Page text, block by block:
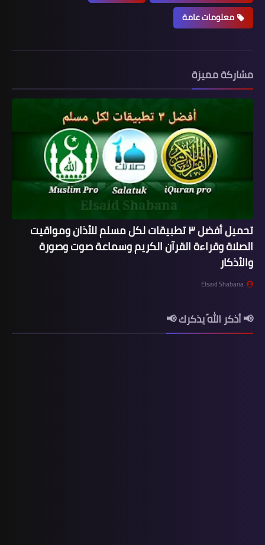
معلومات عامة
مشاركة مميزة
تحميل أفضل ٣ تطبيقات لكل مسلم للأذان ومواقيت
الصلاة وقراءة القرآن الكريم وسماعة صوت وصورة
والأذكار
Elsaid Shabana
📢 أذكر اللّه يذكرك 📢